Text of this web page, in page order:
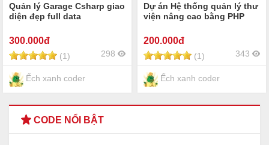
Quản lý Garage Csharp giao
diện đẹp full data
300.000đ
(1) 298
Ếch xanh coder
Dự án Hệ thống quản lý thư
viện nâng cao bằng PHP
200.000đ
(1) 343
Ếch xanh coder
CODE NỔI BẬT